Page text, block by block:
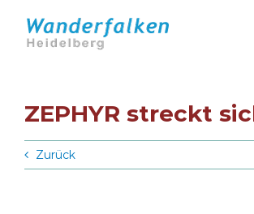
Inhalt
springen
ZEPHYR streckt
Zurück